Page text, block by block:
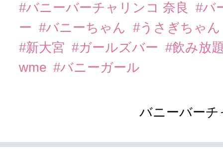
#バニーバーチャリンコ 奈良
#バ
ー #バニーちゃん
#うさぎちゃ
#新大宮 #ガールズバー #飲み放
wme #バニーガール
バニーバー